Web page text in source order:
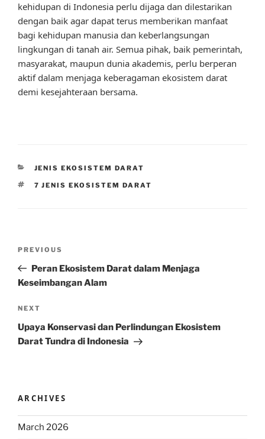
kehidupan di Indonesia perlu dijaga dan dilestarikan
dengan baik agar dapat terus memberikan manfaat
bagi kehidupan manusia dan keberlangsungan
lingkungan di tanah air. Semua pihak, baik pemerintah,
masyarakat, maupun dunia akademis, perlu berperan
aktif dalam menjaga keberagaman ekosistem darat
demi kesejahteraan bersama.
CATEGORIES
JENIS EKOSISTEM DARAT
TAGS
7 JENIS EKOSISTEM DARAT
Previous
Post
PREVIOUS
Peran Ekosistem Darat dalam Menjaga
Keseimbangan Alam
Next
Post
NEXT
Upaya Konservasi dan Perlindungan Ekosistem
Darat Tundra di Indonesia
ARCHIVES
March 2026